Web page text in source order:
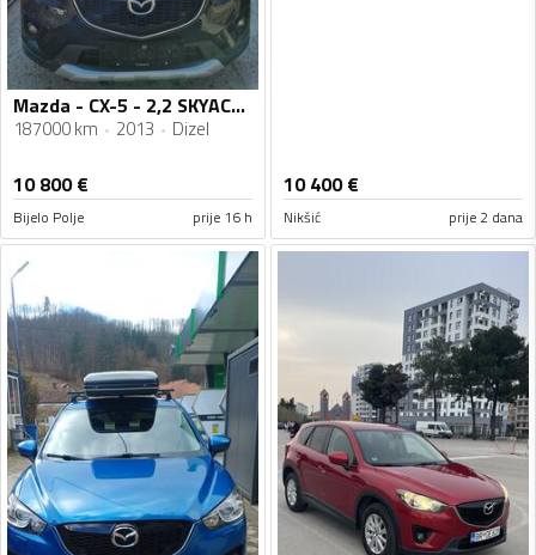
Mazda - CX-5 - 2,2 SKYACTIVE-D AWD
187000 km 2013 Dizel
10 800€
Bijelo Polje prije 16 h
10 400€
Nikšić prije 2 dana